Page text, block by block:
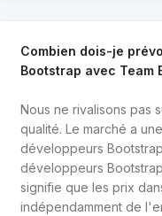
Combien dois-je
Bootstrap avec Team
Nous ne rivalisons pas
qualité. Le marché a
développeurs
développeurs
signifie que les prix
indépendamment de